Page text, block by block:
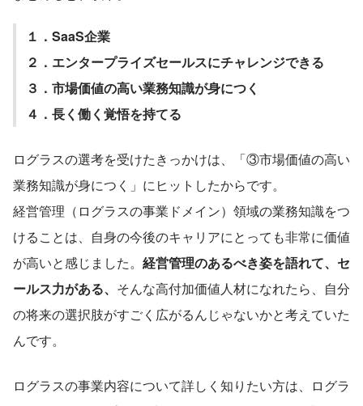
１．SaaS企業
２．エンタープライズセールスにチャレンジできる
３．市場価値の高い業務知識が身につく
４．長く働く覚悟を持てる
ログラスの選考を受けたきっかけは、「③市場価値の高い
業務知識が身につく」にヒットしたからです。
経営管理（ログラスの事業ドメイン）領域の業務知識をつ
けることは、自身の今後のキャリアにとっても非常に価値
が高いと感じました。 経営管理のあるべき姿を語れて、セ
ールス力がある、 そんな高付加価値人材になれたら、自分
の将来の選択肢がすごく広がるんじゃないかと考えていた
んです。
ログラスの事業内容について詳しく知りたい方は、ログラ